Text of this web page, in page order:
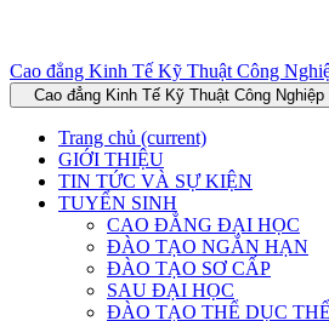
Cao đẳng Kinh Tế Kỹ Thuật Công
Cao đẳng Kinh Tế Kỹ Thuật Công
Trang chủ (current)
GIỚI THIỆU
TIN TỨC VÀ SỰ KIỆN
TUYỂN SINH
CAO ĐẲNG ĐẠI HỌC
ĐÀO TẠO NGẮN HẠN
ĐÀO TẠO SƠ CẤP
SAU ĐẠI HỌC
ĐÀO TẠO THỂ DỤC